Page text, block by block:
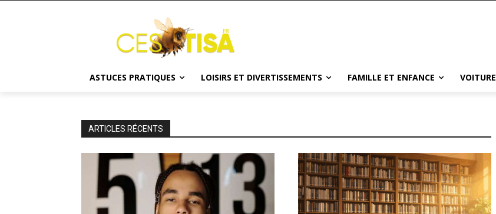
ASTUCES PRATIQUES LOISIRS ET DIVERTISSEMENTS FAMILLE ET ENFANCE VOITURE
ARTICLES RÉCENTS